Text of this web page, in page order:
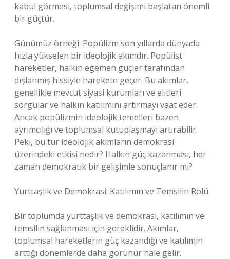
kabul görmesi, toplumsal değişimi başlatan önemli
bir güçtür.
Günümüz örneği: Popülizm son yıllarda dünyada
hızla yükselen bir ideolojik akımdır. Popülist
hareketler, halkın egemen güçler tarafından
dışlanmış hissiyle harekete geçer. Bu akımlar,
genellikle mevcut siyasi kurumları ve elitleri
sorgular ve halkın katılımını artırmayı vaat eder.
Ancak popülizmin ideolojik temelleri bazen
ayrımcılığı ve toplumsal kutuplaşmayı artırabilir.
Peki, bu tür ideolojik akımların demokrasi
üzerindeki etkisi nedir? Halkın güç kazanması, her
zaman demokratik bir gelişimle sonuçlanır mı?
Yurttaşlık ve Demokrasi: Katılımın ve Temsilin Rolü
Bir toplumda yurttaşlık ve demokrasi, katılımın ve
temsilin sağlanması için gereklidir. Akımlar,
toplumsal hareketlerin güç kazandığı ve katılımın
arttığı dönemlerde daha görünür hale gelir.